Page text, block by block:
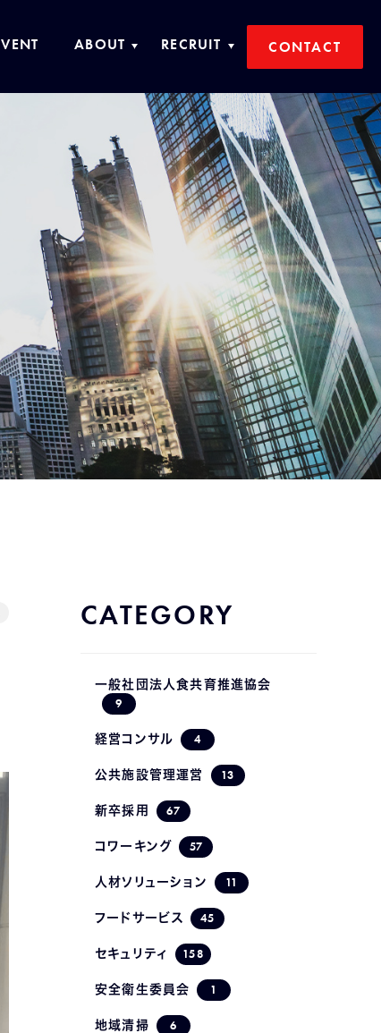
技研サービスについて
グループ紹介
技研グループ役員・社員紹介
中途採用
新卒採用
CONTACT
CATEGORY
一般社団法人食共育推進協会
9
経営コンサル 4
公共施設管理運営 13
新卒採用 67
コワーキング 57
人材ソリューション 11
フードサービス 45
セキュリティ 158
安全衛生委員会 1
地域清掃 6